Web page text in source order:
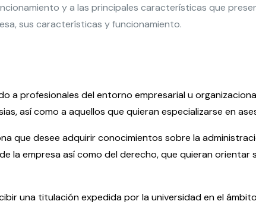
y a las principales características que
sus características y funcionamiento.
a profesionales del entorno empresarial u
así como a aquellos que quieran especializarse en
que desee adquirir conocimientos sobre la
la empresa así como del derecho, que quieran
una titulación expedida por la universidad en el